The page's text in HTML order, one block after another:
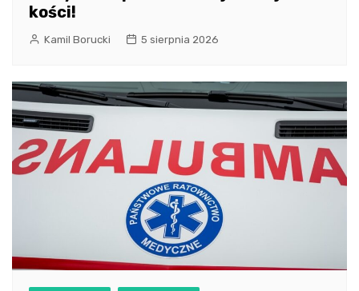
kości!
Kamil Borucki 5 sierpnia 2026